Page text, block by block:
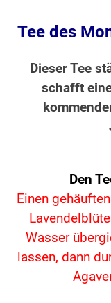
Tee des
Dieser Tee
schafft
Den
Einen
Wasser
lassen, dann